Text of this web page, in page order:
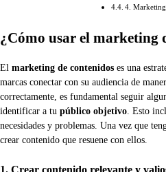
4.
¿Cómo usar el marketing
El marketing de contenidos es una
marcas conectar con su audiencia de
correctamente, es fundamental seguir
identificar a tu público objetivo. Esto
necesidades y problemas. Una vez que
crear contenido que resuene con ellos.